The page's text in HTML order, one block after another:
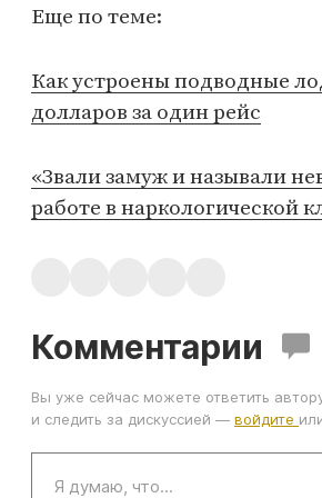
Еще по теме:
Как устроены подводные
долларов за один рейс
«Звали замуж и называли
работе в наркологической
Комментарии
Вы уже сейчас можете ответить
и следить за дискуссией — войдите